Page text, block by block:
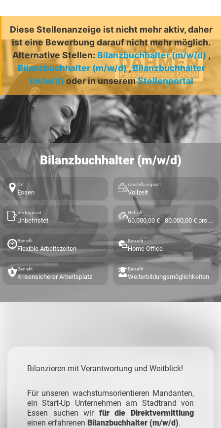
Diese Stellenanzeige ist nicht mehr aktiv, daher
ist eine Bewerbung darauf nicht mehr möglich.
Alternative Stellen: Bilanzbuchhalter (m/w/d) ,
Bilanzbuchhalter (m/w/d),Bilanzbuchhalter
(m/w/d) oder in unseremStellenportal
Bilanzbuchhalter (m/w/d)
Ort
Essen
Anstellungsart
Vollzeit
Vertragsart
Unbefristet
Gehalt
60.000,00 € - 80.000,00 € pro Jahr
Benefit
Flexible Arbeitszeiten
Benefit
Home Office
Benefit
Krisensicherer Arbeitsplatz
Benefit
Weiterbildungsmöglichkeiten
Bilanzieren mit Verantwortung und Weitblick!
Für unseren wachstumsorientieren Mandanten,
ein Start-Up Unternehmen am Stadtrand von
Essen suchen wir für die Direktvermittlung
einen erfahrenen Bilanzbuchhalter (m/w/d).